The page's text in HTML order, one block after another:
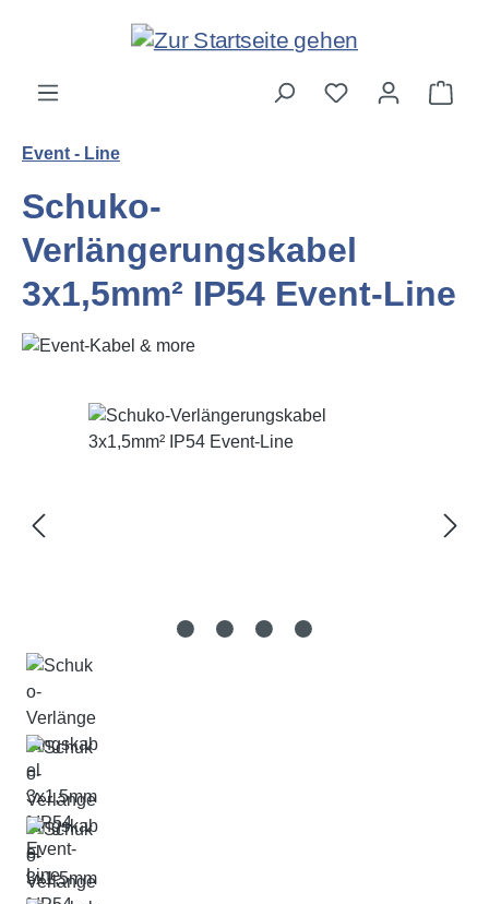
Zum Hauptinhalt springen
Event - Line
Schuko-
Verlängerungskabel
3x1,5mm² IP54 Event-Line
Bildergalerie überspringen